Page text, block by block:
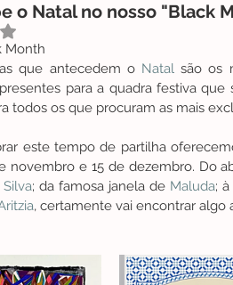
o Natal no nosso "Black
com NaN de 5 estrelas.
Month
que antecedem o Natal são os
para a quadra festiva que
todos os que procuram as mais
este tempo de partilha
novembro e 15 de dezembro. Do
; da famosa janela de Maluda;
, certamente vai encontrar algo